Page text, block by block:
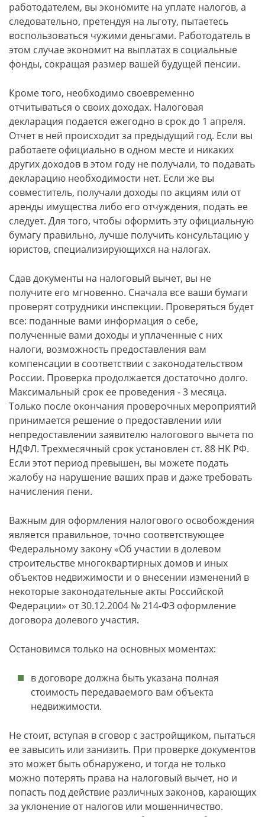
работодателем, вы экономите на уплате налогов, а
следовательно, претендуя на льготу, пытаетесь
воспользоваться чужими деньгами. Работодатель в
этом случае экономит на выплатах в социальные
фонды, сокращая размер вашей будущей пенсии.
Кроме того, необходимо своевременно
отчитываться о своих доходах. Налоговая
декларация подается ежегодно в срок до 1 апреля.
Отчет в ней происходит за предыдущий год. Если вы
работаете официально в одном месте и никаких
других доходов в этом году не получали, то подавать
декларацию необходимости нет. Если же вы
совместитель, получали доходы по акциям или от
аренды имущества либо его отчуждения, подать ее
следует. Для того, чтобы оформить эту официальную
бумагу правильно, лучше получить консультацию у
юристов, специализирующихся на налогах.
Сдав документы на налоговый вычет, вы не
получите его мгновенно. Сначала все ваши бумаги
проверят сотрудники инспекции. Проверяться будет
все: поданные вами информация о себе,
полученные вами доходы и уплаченные с них
налоги, возможность предоставления вам
компенсации в соответствии с законодательством
России. Проверка продолжается достаточно долго.
Максимальный срок ее проведения - 3 месяца.
Только после окончания проверочных мероприятий
принимается решение о предоставлении или
непредоставлении заявителю налогового вычета по
НДФЛ. Трехмесячный срок установлен ст. 88 НК РФ.
Если этот период превышен, вы можете подать
жалобу на нарушение ваших прав и даже требовать
начисления пени.
Важным для оформления налогового освобождения
является правильное, точно соответствующее
Федеральному закону «Об участии в долевом
строительстве многоквартирных домов и иных
объектов недвижимости и о внесении изменений в
некоторые законодательные акты Российской
Федерации» от 30.12.2004 № 214-ФЗ оформление
договора долевого участия.
Остановимся только на основных моментах:
в договоре должна быть указана полная
стоимость передаваемого вам объекта
недвижимости.
Не стоит, вступая в сговор с застройщиком, пытаться
ее завысить или занизить. При проверке документов
это может быть обнаружено, и тогда не только
можно потерять права на налоговый вычет, но и
попасть под действие различных законов, карающих
за уклонение от налогов или мошенничество.